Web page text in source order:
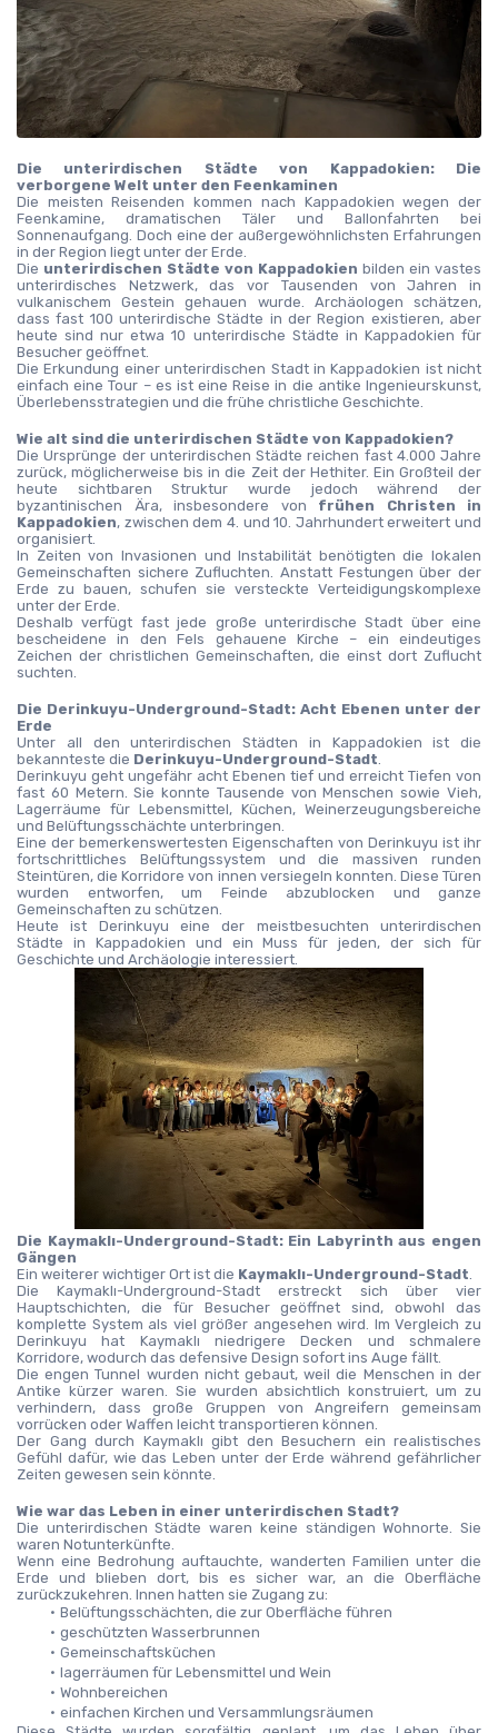
Die unterirdischen Städte von Kappadokien: Die
verborgene Welt unter den Feenkaminen
Die meisten Reisenden kommen nach Kappadokien wegen der
Feenkamine, dramatischen Täler und Ballonfahrten bei
Sonnenaufgang. Doch eine der außergewöhnlichsten Erfahrungen
in der Region liegt unter der Erde.
Die unterirdischen Städte von Kappadokien bilden ein vastes
unterirdisches Netzwerk, das vor Tausenden von Jahren in
vulkanischem Gestein gehauen wurde. Archäologen schätzen,
dass fast 100 unterirdische Städte in der Region existieren, aber
heute sind nur etwa 10 unterirdische Städte in Kappadokien für
Besucher geöffnet.
Die Erkundung einer unterirdischen Stadt in Kappadokien ist nicht
einfach eine Tour – es ist eine Reise in die antike Ingenieurskunst,
Überlebensstrategien und die frühe christliche Geschichte.
Wie alt sind die unterirdischen Städte von Kappadokien?
Die Ursprünge der unterirdischen Städte reichen fast 4.000 Jahre
zurück, möglicherweise bis in die Zeit der Hethiter. Ein Großteil der
heute sichtbaren Struktur wurde jedoch während der
byzantinischen Ära, insbesondere von frühen Christen in
Kappadokien, zwischen dem 4. und 10. Jahrhundert erweitert und
organisiert.
In Zeiten von Invasionen und Instabilität benötigten die lokalen
Gemeinschaften sichere Zufluchten. Anstatt Festungen über der
Erde zu bauen, schufen sie versteckte Verteidigungskomplexe
unter der Erde.
Deshalb verfügt fast jede große unterirdische Stadt über eine
bescheidene in den Fels gehauene Kirche – ein eindeutiges
Zeichen der christlichen Gemeinschaften, die einst dort Zuflucht
suchten.
Die Derinkuyu-Underground-Stadt: Acht Ebenen unter der
Erde
Unter all den unterirdischen Städten in Kappadokien ist die
bekannteste die Derinkuyu-Underground-Stadt.
Derinkuyu geht ungefähr acht Ebenen tief und erreicht Tiefen von
fast 60 Metern. Sie konnte Tausende von Menschen sowie Vieh,
Lagerräume für Lebensmittel, Küchen, Weinerzeugungsbereiche
und Belüftungsschächte unterbringen.
Eine der bemerkenswertesten Eigenschaften von Derinkuyu ist ihr
fortschrittliches Belüftungssystem und die massiven runden
Steintüren, die Korridore von innen versiegeln konnten. Diese Türen
wurden entworfen, um Feinde abzublocken und ganze
Gemeinschaften zu schützen.
Heute ist Derinkuyu eine der meistbesuchten unterirdischen
Städte in Kappadokien und ein Muss für jeden, der sich für
Geschichte und Archäologie interessiert.
Die Kaymaklı-Underground-Stadt: Ein Labyrinth aus engen
Gängen
Ein weiterer wichtiger Ort ist die Kaymaklı-Underground-Stadt.
Die Kaymaklı-Underground-Stadt erstreckt sich über vier
Hauptschichten, die für Besucher geöffnet sind, obwohl das
komplette System als viel größer angesehen wird. Im Vergleich zu
Derinkuyu hat Kaymaklı niedrigere Decken und schmalere
Korridore, wodurch das defensive Design sofort ins Auge fällt.
Die engen Tunnel wurden nicht gebaut, weil die Menschen in der
Antike kürzer waren. Sie wurden absichtlich konstruiert, um zu
verhindern, dass große Gruppen von Angreifern gemeinsam
vorrücken oder Waffen leicht transportieren können.
Der Gang durch Kaymaklı gibt den Besuchern ein realistisches
Gefühl dafür, wie das Leben unter der Erde während gefährlicher
Zeiten gewesen sein könnte.
Wie war das Leben in einer unterirdischen Stadt?
Die unterirdischen Städte waren keine ständigen Wohnorte. Sie
waren Notunterkünfte.
Wenn eine Bedrohung auftauchte, wanderten Familien unter die
Erde und blieben dort, bis es sicher war, an die Oberfläche
zurückzukehren. Innen hatten sie Zugang zu:
Belüftungsschächten, die zur Oberfläche führen
geschützten Wasserbrunnen
Gemeinschaftsküchen
lagerräumen für Lebensmittel und Wein
Wohnbereichen
einfachen Kirchen und Versammlungsräumen